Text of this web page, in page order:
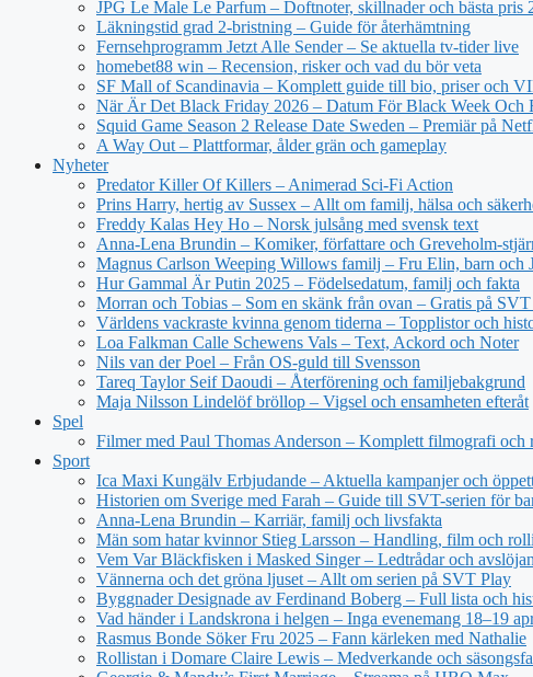
JPG Le Male Le Parfum – Doftnoter, skillnader och bästa pris
Läkningstid grad 2-bristning – Guide för återhämtning
Fernsehprogramm Jetzt Alle Sender – Se aktuella tv-tider live
homebet88 win – Recension, risker och vad du bör veta
SF Mall of Scandinavia – Komplett guide till bio, priser och
När Är Det Black Friday 2026 – Datum För Black Week Och
Squid Game Season 2 Release Date Sweden – Premiär på
A Way Out – Plattformar, ålder grän och gameplay
Nyheter
Predator Killer Of Killers – Animerad Sci-Fi Action
Prins Harry, hertig av Sussex – Allt om familj, hälsa och
Freddy Kalas Hey Ho – Norsk julsång med svensk text
Anna-Lena Brundin – Komiker, författare och Greveholm-
Magnus Carlson Weeping Willows familj – Fru Elin, barn och
Hur Gammal Är Putin 2025 – Födelsedatum, familj och fakta
Morran och Tobias – Som en skänk från ovan – Gratis på
Världens vackraste kvinna genom tiderna – Topplistor och
Loa Falkman Calle Schewens Vals – Text, Ackord och Noter
Nils van der Poel – Från OS-guld till Svensson
Tareq Taylor Seif Daoudi – Återförening och familjebakgrund
Maja Nilsson Lindelöf bröllop – Vigsel och ensamheten efteråt
Spel
Filmer med Paul Thomas Anderson – Komplett filmografi och
Sport
Ica Maxi Kungälv Erbjudande – Aktuella kampanjer och
Historien om Sverige med Farah – Guide till SVT-serien för
Anna-Lena Brundin – Karriär, familj och livsfakta
Män som hatar kvinnor Stieg Larsson – Handling, film och
Vem Var Bläckfisken i Masked Singer – Ledtrådar och
Vännerna och det gröna ljuset – Allt om serien på SVT Play
Byggnader Designade av Ferdinand Boberg – Full lista och
Vad händer i Landskrona i helgen – Inga evenemang 18–19
Rasmus Bonde Söker Fru 2025 – Fann kärleken med Nathalie
Rollistan i Domare Claire Lewis – Medverkande och